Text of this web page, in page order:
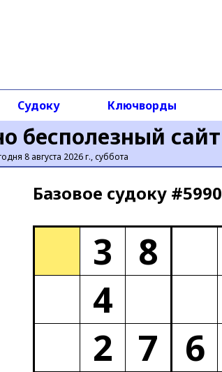
бесполезный сайт
8 августа 2026 г., суббота
Судоку Ключворды
Базовое cудоку #5990
3 8
4
2 7
6